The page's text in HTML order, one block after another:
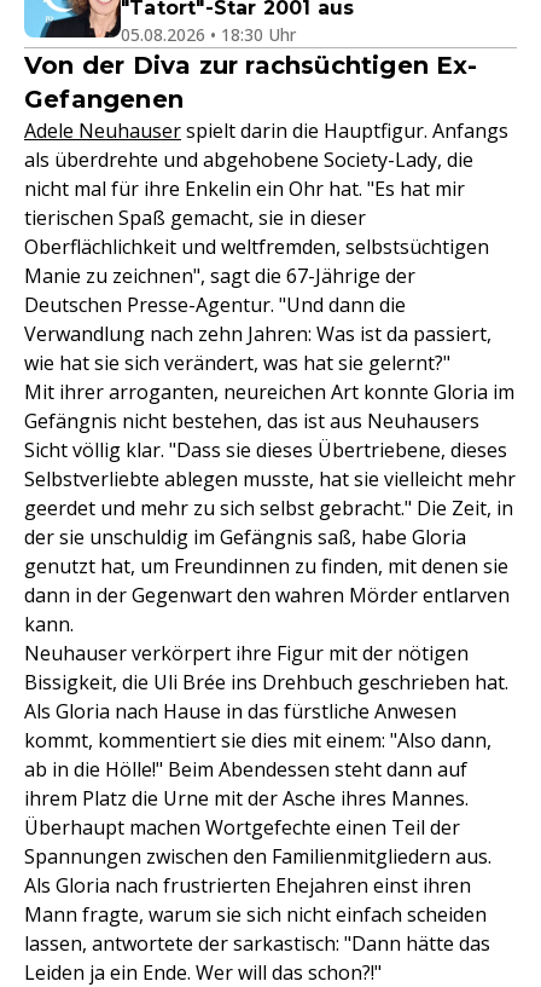
"Tatort"-Star 2001 aus
05.08.2026 • 18:30 Uhr
Von der Diva zur rachsüchtigen Ex-
Gefangenen
Adele Neuhauserspielt darin die Hauptfigur. Anfangs
als überdrehte und abgehobene Society-Lady, die
nicht mal für ihre Enkelin ein Ohr hat. "Es hat mir
tierischen Spaß gemacht, sie in dieser
Oberflächlichkeit und weltfremden, selbstsüchtigen
Manie zu zeichnen", sagt die 67-Jährige der
Deutschen Presse-Agentur. "Und dann die
Verwandlung nach zehn Jahren: Was ist da passiert,
wie hat sie sich verändert, was hat sie gelernt?"
Mit ihrer arroganten, neureichen Art konnte Gloria im
Gefängnis nicht bestehen, das ist aus Neuhausers
Sicht völlig klar. "Dass sie dieses Übertriebene, dieses
Selbstverliebte ablegen musste, hat sie vielleicht mehr
geerdet und mehr zu sich selbst gebracht." Die Zeit, in
der sie unschuldig im Gefängnis saß, habe Gloria
genutzt hat, um Freundinnen zu finden, mit denen sie
dann in der Gegenwart den wahren Mörder entlarven
kann.
Neuhauser verkörpert ihre Figur mit der nötigen
Bissigkeit, die Uli Brée ins Drehbuch geschrieben hat.
Als Gloria nach Hause in das fürstliche Anwesen
kommt, kommentiert sie dies mit einem: "Also dann,
ab in die Hölle!" Beim Abendessen steht dann auf
ihrem Platz die Urne mit der Asche ihres Mannes.
Überhaupt machen Wortgefechte einen Teil der
Spannungen zwischen den Familienmitgliedern aus.
Als Gloria nach frustrierten Ehejahren einst ihren
Mann fragte, warum sie sich nicht einfach scheiden
lassen, antwortete der sarkastisch: "Dann hätte das
Leiden ja ein Ende. Wer will das schon?!"